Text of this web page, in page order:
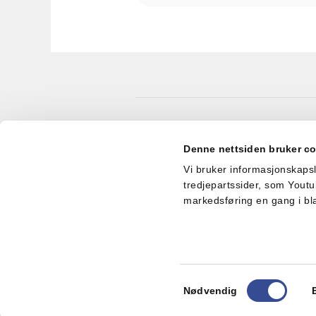
Denne nettsiden bruker
Vi bruker
tredjepartssider, som
markedsføring en gang i
Nødvendig
Sentralbord:22 80 86 00
Forbrukerservice:800 35